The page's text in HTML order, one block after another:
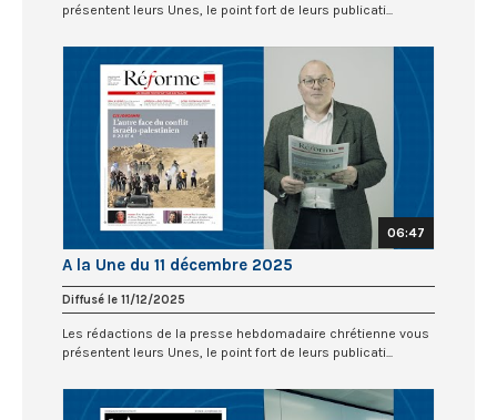
présentent leurs Unes, le point fort de leurs publicati...
06:47
A la Une du 11 décembre 2025
Diffusé le 11/12/2025
Les rédactions de la presse hebdomadaire chrétienne vous
présentent leurs Unes, le point fort de leurs publicati...